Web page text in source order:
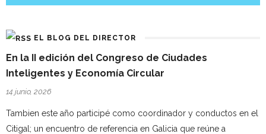
EL BLOG DEL DIRECTOR
En la II edición del Congreso de Ciudades
Inteligentes y Economía Circular
14 junio, 2026
Tambien este año participé como coordinador y conductos en el
Citigal; un encuentro de referencia en Galicia que reúne a